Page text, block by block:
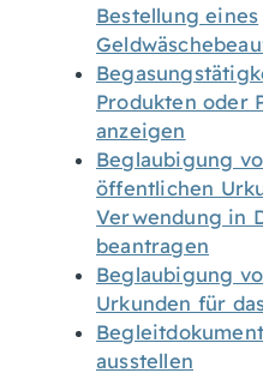
Bestellung eines
Produkten oder
anzeigen
Beglaubigung
öffentlichen
Verwendung in
beantragen
Beglaubigung
Urkunden für
ausstellen